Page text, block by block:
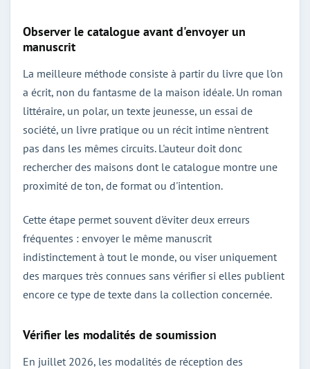
Observer le catalogue avant d'envoyer un
manuscrit
La meilleure méthode consiste à partir du livre que l'on
a écrit, non du fantasme de la maison idéale. Un roman
littéraire, un polar, un texte jeunesse, un essai de
société, un livre pratique ou un récit intime n'entrent
pas dans les mêmes circuits. L'auteur doit donc
rechercher des maisons dont le catalogue montre une
proximité de ton, de format ou d'intention.
Cette étape permet souvent d'éviter deux erreurs
fréquentes : envoyer le même manuscrit
indistinctement à tout le monde, ou viser uniquement
des marques très connues sans vérifier si elles publient
encore ce type de texte dans la collection concernée.
Vérifier les modalités de soumission
En juillet 2026, les modalités de réception des